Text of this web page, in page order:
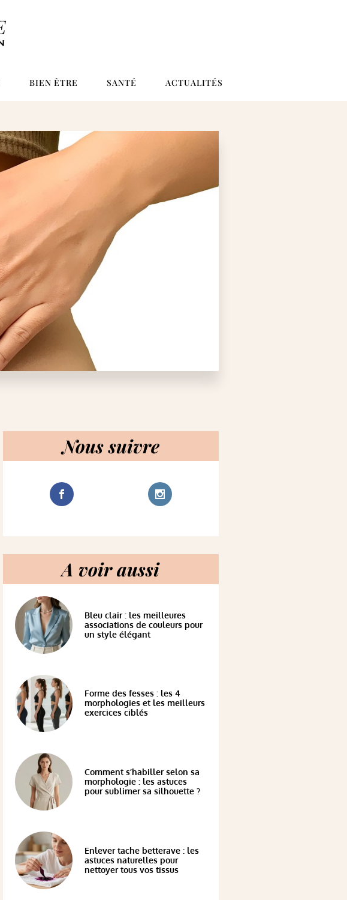
BIEN ÊTRE SANTÉ ACTUALITÉS
Nous suivre
A voir aussi
Bleu clair : les meilleures
associations de couleurs pour
un style élégant
Forme des fesses : les 4
morphologies et les meilleurs
exercices ciblés
Comment s’habiller selon sa
morphologie : les astuces
pour sublimer sa silhouette ?
Enlever tache betterave : les
astuces naturelles pour
nettoyer tous vos tissus